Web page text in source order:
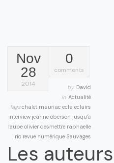
Nov
28
2014
0
comments
by David
in Actualité
Tagschalet mauriac ecla eclairs
interview jeanne oberson jusqu'à
l'aube olivier desmettre raphaelle
rio revue numérique Sauvages
Les